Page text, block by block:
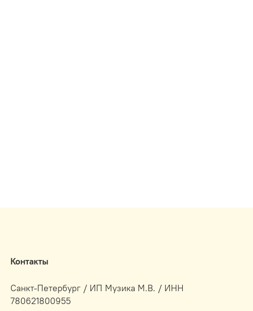
Контакты
Санкт-Петербург / ИП Музика М.В. / ИНН
780621800955